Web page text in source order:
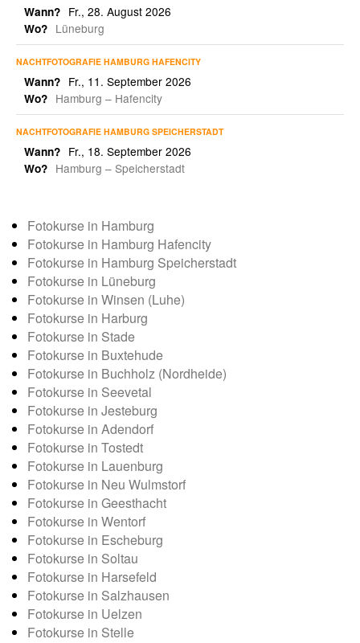
Wann? Fr., 28. August 2026
Wo? Lüneburg
NACHTFOTOGRAFIE HAMBURG HAFENCITY
Wann? Fr., 11. September 2026
Wo? Hamburg – Hafencity
NACHTFOTOGRAFIE HAMBURG SPEICHERSTADT
Wann? Fr., 18. September 2026
Wo? Hamburg – Speicherstadt
Fotokurse in Hamburg
Fotokurse in Hamburg Hafencity
Fotokurse in Hamburg Speicherstadt
Fotokurse in Lüneburg
Fotokurse in Winsen (Luhe)
Fotokurse in Harburg
Fotokurse in Stade
Fotokurse in Buxtehude
Fotokurse in Buchholz (Nordheide)
Fotokurse in Seevetal
Fotokurse in Jesteburg
Fotokurse in Adendorf
Fotokurse in Tostedt
Fotokurse in Lauenburg
Fotokurse in Neu Wulmstorf
Fotokurse in Geesthacht
Fotokurse in Wentorf
Fotokurse in Escheburg
Fotokurse in Soltau
Fotokurse in Harsefeld
Fotokurse in Salzhausen
Fotokurse in Uelzen
Fotokurse in Stelle